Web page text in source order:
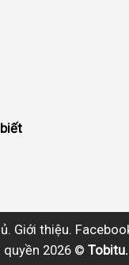
Giới thiệu.
quyền 2026 ©